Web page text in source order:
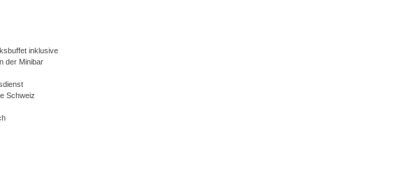
inklusive
der Minibar
Schweiz